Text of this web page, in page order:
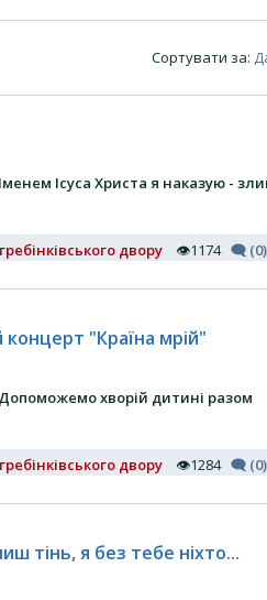
Сортувати за:
Іменем Ісуса Христа я наказую -
двору 👁1174 🗨 (0)
концерт "Країна мрій"
Допоможемо хворій дитині разом
двору 👁1284 🗨 (0)
тінь, я без тебе ніхто...